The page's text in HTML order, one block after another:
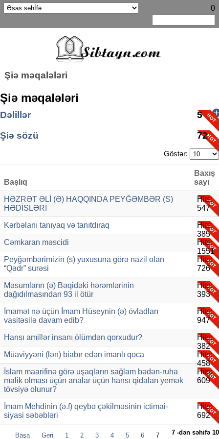
0
Şiə məqalələri
Şiə məqalələri
Dəlillər
5
Günün sözü
5
Şiə sözü 72
Göstər:
Başlıq
Baxış
sayı
HƏZRƏT ƏLİ (Ə) HAQQINDA PEYĞƏMBƏR (S)
HƏDİSLƏRİ
Hits:
547
Kərbəlanı tanıyaq və tanıtdıraq
Hits:
385
Cəmkaran məscidi
Hits:
1551
Peyğəmbərimizin (s) yuxusuna görə nazil olan
“Qədr” surəsi
Hits:
726
Məsumların (ə) Bəqidəki hərəmlərinin
dağıdılmasından 93 il ötür
Hits:
393
İmamət nə üçün İmam Hüseynin (ə) övladları
vasitəsilə davam edib?
Hits:
947
Hansı amillər insanı ölümdən qorxudur?
Hits:
382
Müaviyyəni (lən) biabır edən imanlı qoca
Hits:
458
İslam maarifinə görə uşaqların sağlam bədən-ruha
malik olması üçün analar üçün hansı qidaları yemək
tövsiyə olunur?
Hits:
609
İmam Mehdinin (ə.f) qeybə çəkilməsinin ictimai-
siyasi səbəbləri
Hits:
692
7 -dən səhifə 10
Başa Geri 1 2 3 4 5 6 7